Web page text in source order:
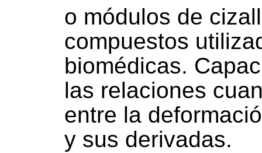
o módulos de
compuestos
biomédicas.
las relaciones
entre la
y sus derivadas.